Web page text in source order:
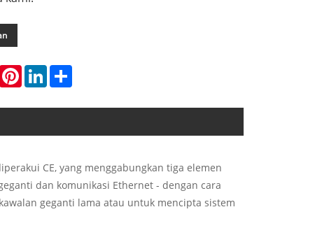
PinterestLinkedInShare
CE, yang menggabungkan tiga elemen
dan komunikasi Ethernet - dengan cara
geganti lama atau untuk mencipta sistem